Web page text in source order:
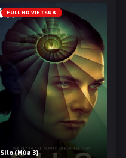
FULL HD VIETSUB
Silo (Mùa 3)